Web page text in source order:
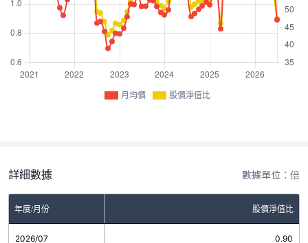
月均價 股價淨值比
詳細數據 數據單位：倍
年度/月份 股價淨值比
2026/07 0.90